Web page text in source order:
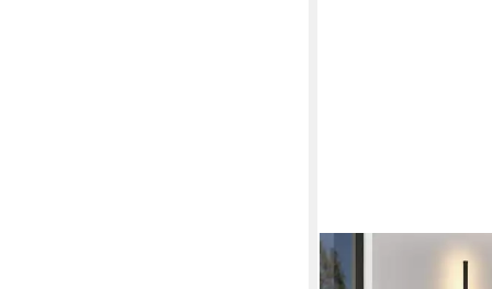
ZMH
LED Wandleuchte